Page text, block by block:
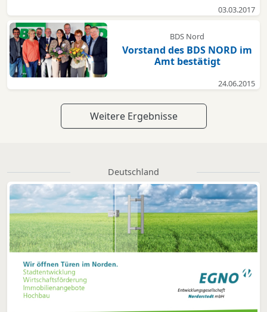
03.03.2017
BDS Nord
Vorstand des BDS NORD im
Amt bestätigt
24.06.2015
Weitere Ergebnisse
Deutschland